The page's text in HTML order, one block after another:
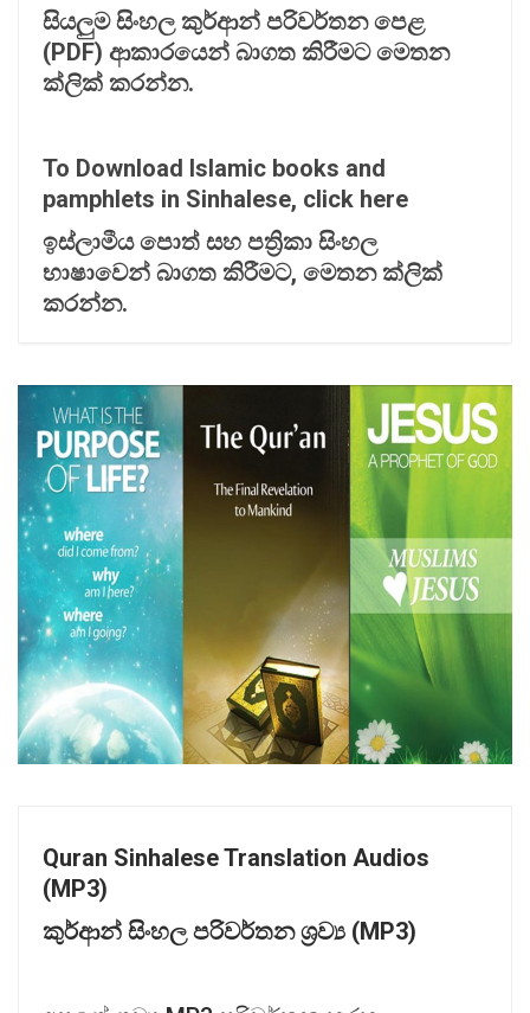
සියලුමසිංහල කුර්ආන් පරිවර්තනපෙළ
(PDF) ආකාරයෙන් බාගත කිරීමටමෙතන
ක්ලික් කරන්න.
To Download Islamic books and
pamphlets in Sinhalese, click here
ඉස්ලාමීයපොත් සහ පත්‍රිකා සිංහල
භාෂාවෙන් බාගත කිරීමට, මෙතන ක්ලික්
කරන්න.
Quran Sinhalese Translation Audios
(MP3)
කුර්ආන් සිංහලපරිවර්තනශ්‍රව්‍ ය (MP3)